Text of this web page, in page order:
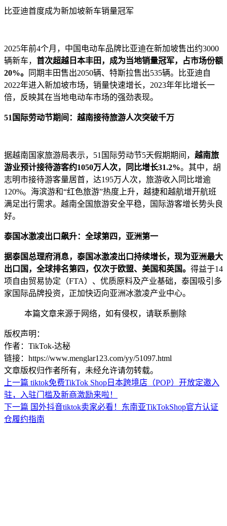
比亚迪首度成为新加坡新车销量冠军
2025年前4个月，中国电动车品牌比亚迪在新加坡售出约3000
辆新车， 首次超越日本丰田，成为当地销量冠军，占市场份额
20%。
同期丰田售出2050辆、特斯拉售出535辆。比亚迪自
2022年进入新加坡市场，销量快速增长，2023年年比增长一
倍，反映其在当地电动车市场的强劲表现。
51国际劳动节期间：越南接待旅游人次突破千万
据越南国家旅游局表示，51国际劳动节5天假期期间， 越南旅
游业预计接待游客约1050万人次，同比增长31.2%。其中，胡
志明市接待游客量居首，达195万人次，旅游收入同比增逾
120%。海滨游和“红色旅游”热度上升，越捷和越航增开航班
满足出行需求。越南全国旅游安全平稳，国际游客增长势头良
好。
泰国冰激凌出口飙升：全球第四，亚洲第一
据泰国总理府消息，泰国冰激凌出口持续增长，现为亚洲最大
出口国，全球排名第四，仅次于欧盟、美国和英国。 得益于14
项自由贸易协定（FTA）、优质原料及产业基础，泰国吸引多
家国际品牌投资，正加快迈向亚洲冰激凌产业中心。
本篇文章来源于网络，如有侵权，请联系删除
版权声明：
作者：TikTok-达秘
链接：https://www.menglar123.com/yy/51097.html
文章版权归作者所有，未经允许请勿转载。
上一篇 tiktok免费TikTok Shop日本跨境店（POP）开放定邀入
驻，入驻门槛及新商激励来啦！
下一篇 国外抖音tiktok卖家必看！东南亚TikTokShop官方认证
仓履约指南